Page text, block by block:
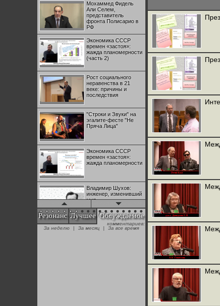
Мохаммед Фидель
Али Селем,
представитель
фронта Полисарио в
РФ
Экономика СССР
времен «застоя»:
жажда планомерности
(часть 2)
Рост социального
неравенства в 21
веке: причины и
последствия
"Строки и Звуки" на
эгалите-фесте "Не
Пряча Лица"
Экономика СССР
времен «застоя»:
жажда планомерности
Владимир Шухов:
инженер, изменивший
мир
"Аркадий Коц" на
эгалите-фесте "Не
Резонанс Лучшее Обсуждаемое
комментариев:
За неделю
| За месяц | За все время